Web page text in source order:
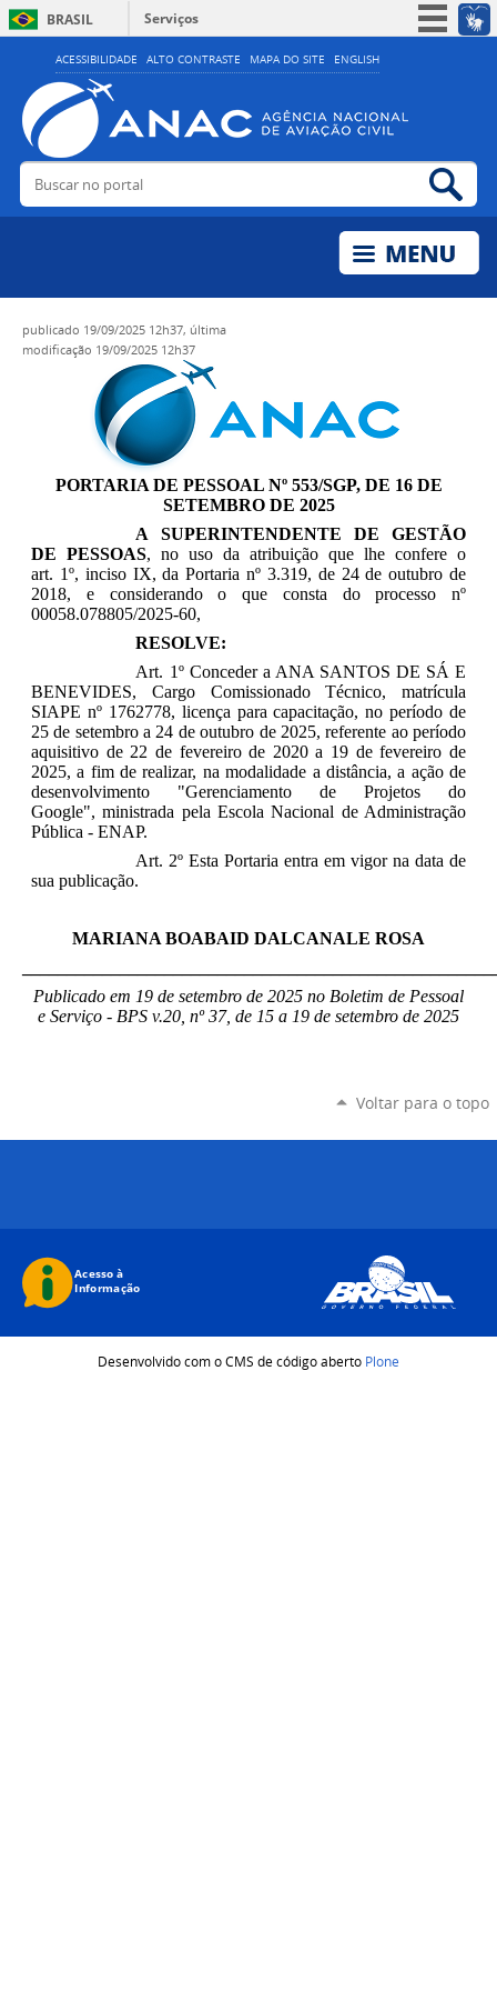
ACESSIBILIDADE ALTO CONTRASTE MAPA DO SITE ENGLISH
BRASIL
Serviços
Simplifique!
Acesso à informação
Legislação
Buscar no portal
publicado 19/09/2025 12h37, última
modificação 19/09/2025 12h37
PORTARIA DE PESSOAL Nº 553/SGP, DE 16 DE
SETEMBRO DE 2025
A SUPERINTENDENTE DE GESTÃO
DE PESSOAS, no uso da atribuição que lhe confere o
art. 1º, inciso IX, da Portaria nº 3.319, de 24 de outubro de
2018, e considerando o que consta do processo nº
00058.078805/2025-60,
RESOLVE:
Art. 1º Conceder a ANA SANTOS DE SÁ E
BENEVIDES, Cargo Comissionado Técnico, matrícula
SIAPE nº 1762778, licença para capacitação, no período de
25 de setembro a 24 de outubro de 2025, referente ao período
aquisitivo de 22 de fevereiro de 2020 a 19 de fevereiro de
2025, a fim de realizar, na modalidade a distância, a ação de
desenvolvimento "Gerenciamento de Projetos do
Google", ministrada pela Escola Nacional de Administração
Pública - ENAP.
Art. 2º Esta Portaria entra em vigor na data de
sua publicação.
MARIANA BOABAID DALCANALE ROSA
Publicado em 19 de setembro de 2025 no Boletim de Pessoal
e Serviço - BPS v.20, nº 37, de 15 a 19 de setembro de 2025
Voltar para o topo
Desenvolvido com o CMS de código aberto Plone